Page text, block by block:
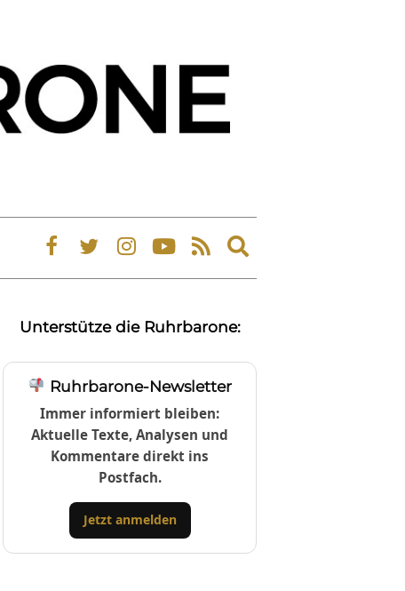
Expand
search
Unterstütze die Ruhrbarone:
Ruhrbarone-Newsletter
Immer informiert bleiben:
Aktuelle Texte, Analysen und
Kommentare direkt ins
Postfach.
Jetzt anmelden